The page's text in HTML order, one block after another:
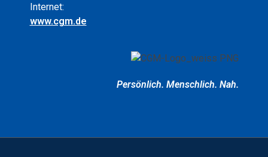
Internet:
www.cgm.de
Persönlich. Menschlich. Nah.